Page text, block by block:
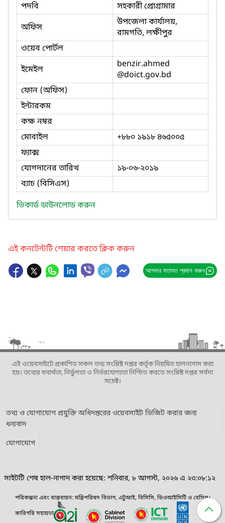
পদবি
সহকারী প্রোগ্রামার
অফিস
উপজেলা কার্যালয়,
রামগতি, লক্ষীপুর
ওয়েব পোর্টল
ইমেইল
benzir.ahmed
@doict.gov.bd
ফোন (অফিস)
ইন্টারকম
কক্ষ নম্বর
মোবাইল
+৮৮০ ১৯১৮ ৪৬৫০০৫
ফ্যাক্স
যোগদানের তারিখ
১৯-০৬-২০১৯
ব্যাচ (বিসিএস)
ভিকার্ড ডাউনলোড করুন
এই কনটেন্টটি শেয়ার করতে ক্লিক করুন
আপনার মতামত প্রদান করুন
এই ওয়েবসাইটে প্রকাশিত সকল তথ্য সংশ্লিষ্ট দপ্তর কর্তৃক নিয়মিত হালনাগাদ করা
হয়। তথ্যের যথার্থতা, নির্ভুলতা ও নির্ভরযোগ্যতা নিশ্চিত করতে সংশ্লিষ্ট দপ্তর সর্বদা
সচেষ্ট।
তথ্য ও যোগাযোগ প্রযুক্তি অধিদপ্তরের ওয়েবসাইট ভিজিট করার জন্য
ধন্যবাদ
যোগাযোগ
সাইটটি শেষ হাল-নাগাদ করা হয়েছে: শনিবার, ৮ আগস্ট, ২০২৬ এ ২৩:০৮:১২
পরিকল্পনা এবং বাস্তবায়ন: মন্ত্রিপরিষদ বিভাগ, এটুআই, বিসিসি, ডিওআইসিটি ও বেসিস।
কারিগরি সহায়তা